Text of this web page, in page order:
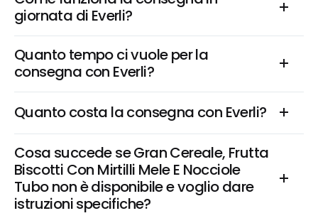
giornata di Everli?
Quanto tempo ci vuole per la
consegna con Everli?
Quanto costa la consegna con Everli?
Cosa succede se Gran Cereale, Frutta
Biscotti Con Mirtilli Mele E Nocciole
Tubo non è disponibile e voglio dare
istruzioni specifiche?